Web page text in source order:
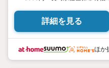
詳細を見る
ほか